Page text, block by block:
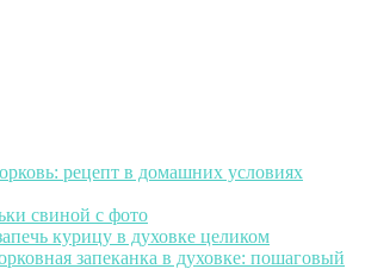
рецепт в домашних условиях
свиной с фото
курицу в духовке целиком
запеканка в духовке: пошаговый